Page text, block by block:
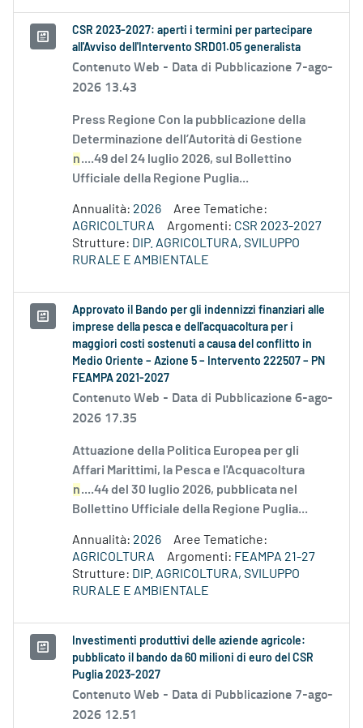
CSR 2023-2027: aperti i termini per partecipare
all'Avviso dell'Intervento SRD01.05 generalista
Contenuto Web - Data di Pubblicazione 7-ago-
2026 13.43
Press Regione Con la pubblicazione della
Determinazione dell’Autorità di Gestione
n....49 del 24 luglio 2026, sul Bollettino
Ufficiale della Regione Puglia...
Annualità: 2026
Aree Tematiche:
AGRICOLTURA
Argomenti: CSR 2023-2027
Strutture: DIP. AGRICOLTURA, SVILUPPO
RURALE E AMBIENTALE
Approvato il Bando per gli indennizzi finanziari alle
imprese della pesca e dell'acquacoltura per i
maggiori costi sostenuti a causa del conflitto in
Medio Oriente – Azione 5 – Intervento 222507 – PN
FEAMPA 2021-2027
Contenuto Web - Data di Pubblicazione 6-ago-
2026 17.35
Attuazione della Politica Europea per gli
Affari Marittimi, la Pesca e l'Acquacoltura
n....44 del 30 luglio 2026, pubblicata nel
Bollettino Ufficiale della Regione Puglia...
Annualità: 2026
Aree Tematiche:
AGRICOLTURA
Argomenti: FEAMPA 21-27
Strutture: DIP. AGRICOLTURA, SVILUPPO
RURALE E AMBIENTALE
Investimenti produttivi delle aziende agricole:
pubblicato il bando da 60 milioni di euro del CSR
Puglia 2023-2027
Contenuto Web - Data di Pubblicazione 7-ago-
2026 12.51